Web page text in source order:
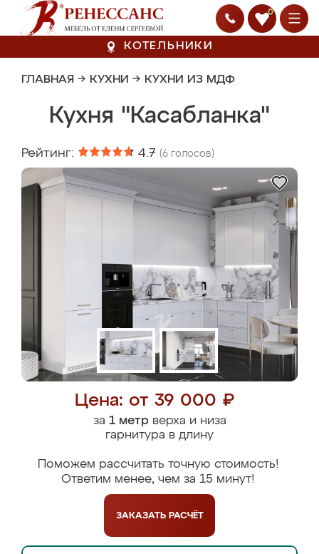
0
КОТЕЛЬНИКИ
ГЛАВНАЯ → КУХНИ → КУХНИ ИЗ МДФ
Кухня "Касабланка"
Рейтинг: 4.7 (6 голосов)
Цена: от 39 000 ₽
за 1 метрверха и низа
гарнитура в длину
Поможем рассчитать точную стоимость!
Ответим менее, чем за 15 минут!
ЗАКАЗАТЬ РАСЧЁТ